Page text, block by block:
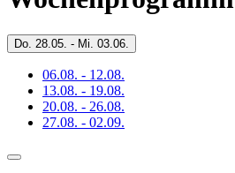
Do. 28.05. - Mi. 03.06.
06.08. - 12.08.
13.08. - 19.08.
20.08. - 26.08.
27.08. - 02.09.